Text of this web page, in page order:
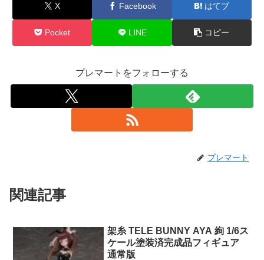
X Facebook はてブ
Pocket LINE コピー
プレマートをフォローする
プレマート
関連記事
架糸 TELE BUNNY AYA 絢 1/6ス
ケール塗装済完成品フィギュア
通常版